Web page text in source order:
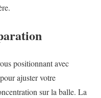
positionnant avec
ajuster votre
sur la balle. La